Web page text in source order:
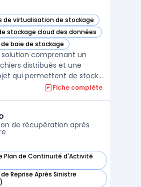
de virtualisation de stockage
cette catégorie
stockage cloud des données
cette catégorie
baie de stockage
cette catégorie
comprenant un
distribués et une
qui permettent de stocker
des données sans passer
et résilient aux pannes.
Avec Ceph, les ...
Fiche complète
de récupération après
Plan de Continuité d'Activité
cette catégorie
Reprise Après Sinistre
cette catégorie